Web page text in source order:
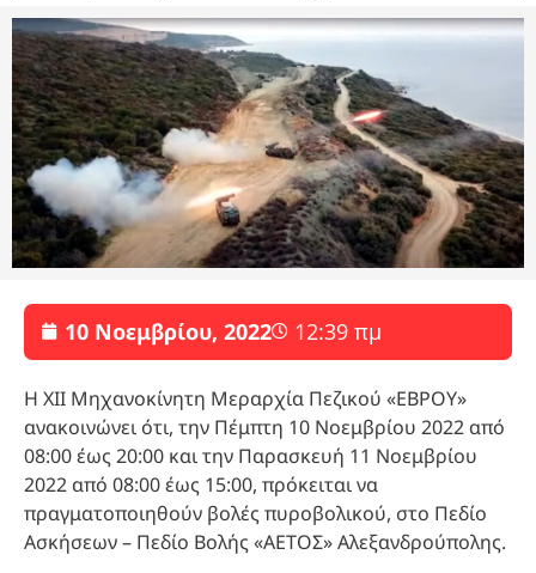
10 Νοεμβρίου, 2022 12:39 πμ
Η ΧΙΙ Μηχανοκίνητη Μεραρχία Πεζικού «ΕΒΡΟΥ»
ανακοινώνει ότι, την Πέμπτη 10 Νοεμβρίου 2022 από
08:00 έως 20:00 και την Παρασκευή 11 Νοεμβρίου
2022 από 08:00 έως 15:00, πρόκειται να
πραγματοποιηθούν βολές πυροβολικού, στο Πεδίο
Ασκήσεων – Πεδίο Βολής «ΑΕΤΟΣ» Αλεξανδρούπολης.